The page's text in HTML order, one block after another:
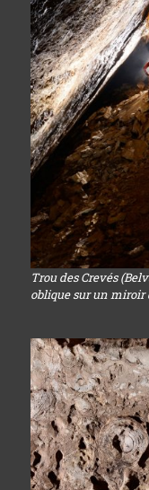
Trou des Crevés
oblique sur un miroir